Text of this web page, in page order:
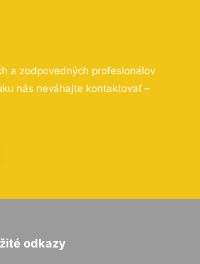
a zodpovedných profesionálov
nás neváhajte kontaktovať –
odkazy